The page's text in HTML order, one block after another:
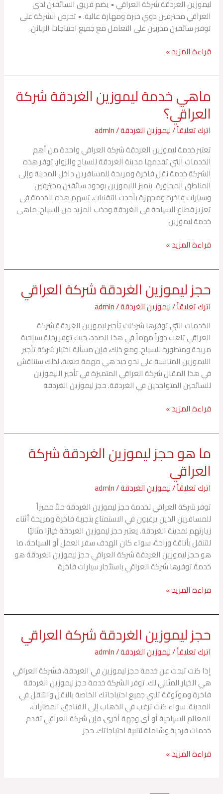
ليموزين الغردقة شركة العراقي • يضم فريق السائقين لدى
العراقي محترفين ذوي خبرة ومهارة عالية. • تحرص الشركة على
توفير سائقين مدربين على التعامل مع جميع احتياجات الزبائن.
قراءة المزيد »
ماهي خدمة ليموزين الغردقة شركة
العراقي؟
اترك تعليقاً/ليموزين الغردقة/
admln
تعتبر خدمة ليموزين الغردقة شركة العراقي واحدة من أهم
الخدمات التي تقدمها مدينة الغردقة للسياح والزوار. توفر هذه
الشركة خدمة نقل فاخرة ومريحة للمسافرين داخل المدينة وإلى
المناطق المجاورة. يتميز الليموزين بوجود سائقين محترفين
وسيارات فاخرة ومجهزة بأحدث التقنيات. تسهم هذه الخدمة في
تعزيز قطاع السياحة في الغردقة وجذب المزيد من السياح. ماهي
خدمة ليموزين
ماهي
خدمة
ليموزين
الغردقة
العراقي؟
قراءة المزيد »
حجز ليموزين الغردقة شركة العراقي
اترك تعليقاً/ليموزين الغردقة/
admln
الخدمات التي توفرها شركات تأجير ليموزين الغردقة شركة
العراقي تلعب دوراً مهماً في هذا الصدد، حيث توفر رحلة سياحية
مريحة ومتطورة للسياح. ومع ذلك، فإن مسألة اختيار شركة تأجير
الليموزين المناسبة على نحو جيد هي مهمة صعبة، لذلك سنناقش
في هذا المقال شركة العراقي المتميزة في تأجير الليموزين
للسائحين المتواجدين في الغردقة. حجز ليموزين الغردقة
حجز
ليموزين
الغردقة
شركة
العراقي
قراءة المزيد »
ما هو حجز ليموزين الغردقة شركة
العراقي
اترك تعليقاً/ليموزين الغردقة/
admln
توفر شركة العراقي لخدمة حجز ليموزين الغردقة حلاً مميزاً
للمسافرين الذين يرغبون في الاستمتاع بتجربة فاخرة ومريحة أثناء
زيارتهم لمدينة الغردقة. يعتبر حجز ليموزين الغردقة خيارًا مثاليًا
للتنقل بأناقة وراحة، سواء كان الهدف سفر العمل أو السياحة. ما
هو حجز ليموزين الغردقة شركة العراقي حجز ليموزين الغردقة هو
خدمة توفرها شركة العراقي باستئجار سيارات فاخرة
ما
هو
حجز
ليموزين
شركة
العراقي
قراءة المزيد »
حجز ليموزين الغردقة شركة العراقي
اترك تعليقاً/ليموزين الغردقة/
admln
إذا كنت تبحث عن خدمة حجز ليموزين في الغردقة، فشركة العراقي
هي الخيار المثالي لك. توفر الشركة خدمة حجز ليموزين الغردقة
فاخرة وموثوقة تلبي جميع احتياجاتك الخاصة بالنقل والتنقل في
المدينة. سواء كنت ترغب في الذهاب إلى الفنادق، المطارات،
المعالم السياحية أو أي وجهة أخرى، فإن شركة العراقي تقدم
خدمات فردية وشاملة لتلبية احتياجاتك. حجز
حجز
ليموزين
الغردقة
شركة
العراقي
قراءة المزيد »